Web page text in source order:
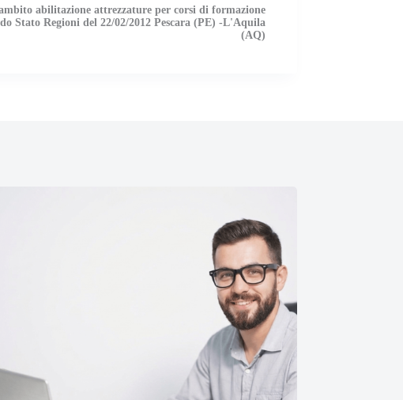
abilitazione attrezzature per corsi di formazione
Stato Regioni del 22/02/2012 Pescara (PE) -L'Aquila
(AQ)